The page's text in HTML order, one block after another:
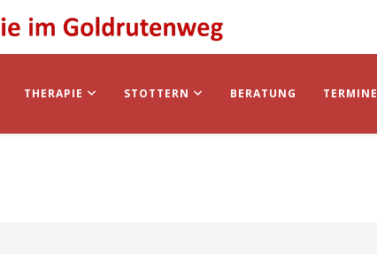
THERAPIE STOTTERN BERATUNG TERMINE